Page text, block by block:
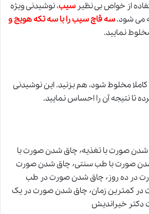
از خواص بی نظیر سیب، نوشیدنی ویژه
می شود.سه قاچ سیب را با سه تکه هویج و
نمایید.
کاملا مخلوط شود، هم بزنید. این نوشیدنی
تا نتیجه آن را احساس نمایید.
چاق شدن صورت٬ چاق شدن صورت با تغذیه٬ چاق شدن صورت با
داروهای گیاهی٬ چاق شدن صورت با طب سنتی٬ چاق شدن صورت
در خانه٬ چاق شدن صورت در ده روز٬ چاق شدن صورت در طب
سنتی٬ چاق شدن صورت در کمترین زمان٬ چاق شدن صورت در یک